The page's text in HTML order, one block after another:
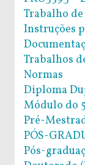
Trabalho
Instruções
Trabalhos
Normas
Diploma
Módulo do
Pré-
PÓS-
Pós-